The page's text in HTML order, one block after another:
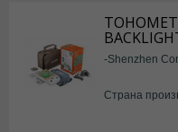
ТОНОМЕТР
-Shenzhen
Страна